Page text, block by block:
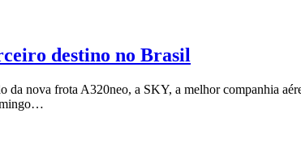
destino no Brasil
da nova frota A320neo, a SKY, a melhor companhia